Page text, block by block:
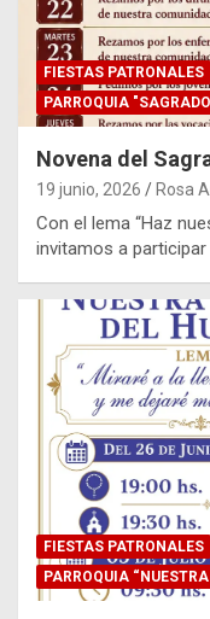
FIESTAS PATRONALES
PARROQUIA
Novena del
19 junio, 2026 Rosa
Con el lema “Haz
invitamos a participar
FIESTAS PATRONALES
PARROQUIA